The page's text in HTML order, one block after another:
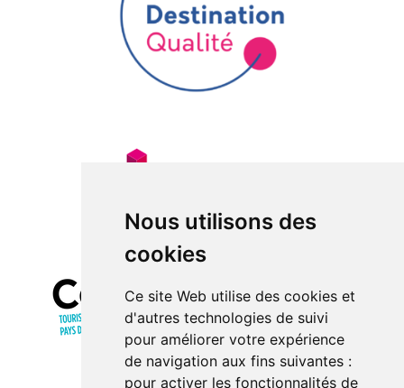
Nous utilisons des
cookies
Ce site Web utilise des cookies et
d'autres technologies de suivi
pour améliorer votre expérience
de navigation aux fins suivantes :
pour activer les fonctionnalités de